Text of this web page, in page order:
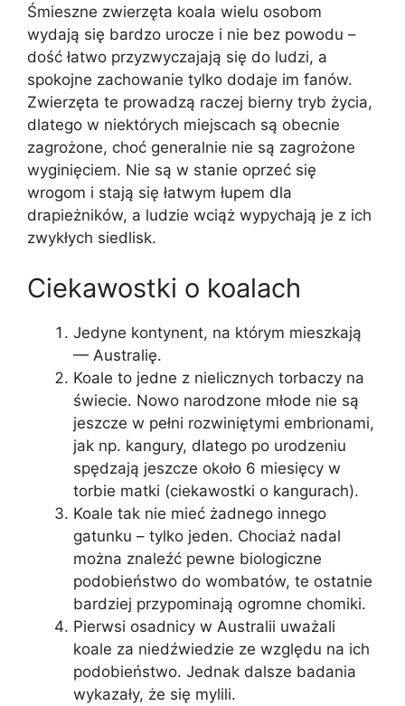
Śmieszne zwierzęta koala wielu osobom
wydają się bardzo urocze i nie bez powodu –
dość łatwo przyzwyczajają się do ludzi, a
spokojne zachowanie tylko dodaje im fanów.
Zwierzęta te prowadzą raczej bierny tryb życia,
dlatego w niektórych miejscach są obecnie
zagrożone, choć generalnie nie są zagrożone
wyginięciem. Nie są w stanie oprzeć się
wrogom i stają się łatwym łupem dla
drapieżników, a ludzie wciąż wypychają je z ich
zwykłych siedlisk.
Ciekawostki o koalach
Jedyne kontynent, na którym mieszkają
— Australię.
Koale to jedne z nielicznych torbaczy na
świecie. Nowo narodzone młode nie są
jeszcze w pełni rozwiniętymi embrionami,
jak np. kangury, dlatego po urodzeniu
spędzają jeszcze około 6 miesięcy w
torbie matki (ciekawostki o kangurach).
Koale tak nie mieć żadnego innego
gatunku – tylko jeden. Chociaż nadal
można znaleźć pewne biologiczne
podobieństwo do wombatów, te ostatnie
bardziej przypominają ogromne chomiki.
Pierwsi osadnicy w Australii uważali
koale za niedźwiedzie ze względu na ich
podobieństwo. Jednak dalsze badania
wykazały, że się mylili.